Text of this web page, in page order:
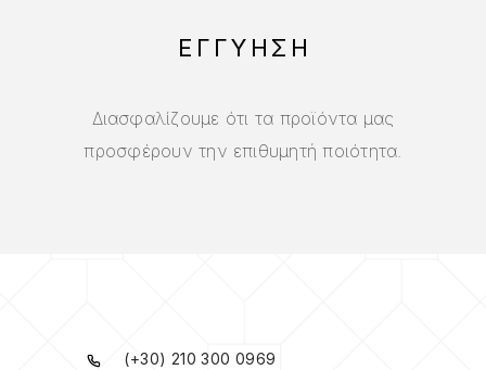
ΕΓΓΥΗΣΗ
Διασφαλίζουμε ότι τα προϊόντα μας
προσφέρουν την επιθυμητή ποιότητα.
(+30) 210 300 0969